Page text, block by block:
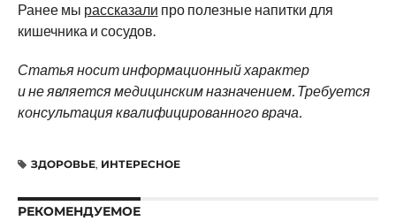
Ранее мы рассказали про полезные напитки для
кишечника и сосудов.
Статья носит информационный характер
и не является медицинским назначением. Требуется
консультация квалифицированного врача.
ЗДОРОВЬЕ, ИНТЕРЕСНОЕ
РЕКОМЕНДУЕМОЕ